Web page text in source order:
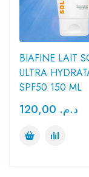
BIAFINE LAIT
ULTRA
SPF50 150 ML
د.م.